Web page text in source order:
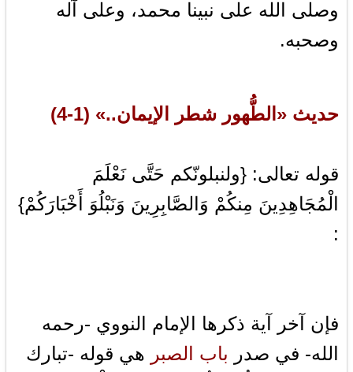
وصلى الله على نبينا محمد، وعلى آله
وصحبه.
حديث «الطُّهور شطر الإيمان..» (1-4)
قوله تعالى: {ولنبلونّكم حَتَّى نَعْلَمَ
الْمُجَاهِدِينَ مِنكُمْ وَالصَّابِرِينَ وَنَبْلُوَ أَخْبَارَكُمْ}
:
فإن آخر آية ذكرها الإمام النووي -رحمه
الله- في صدر باب الصبر هي قوله -تبارك